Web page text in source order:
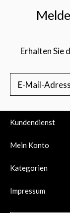
Erhalten Sie
Kundendienst
Mein Konto
Kategorien
Impressum